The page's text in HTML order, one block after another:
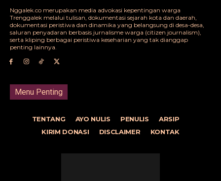
Nggalek.co merupakan media advokasi kepentingan warga
Trenggalek melalui tulisan, dokumentasi sejarah kota dan daerah,
dokumentasi peristiwa dan dinamika yang belangsung di desa-desa,
saluran penyadaran berbasis jurnalisme warga (citizen journalism),
serta kliping berbagai peristiwa keseharian yang tak dianggap
penting lainnya.
Menu Penting
TENTANG AYO NULIS PENULIS
ARSIP
KIRIM DONASI
DISCLAIMER KONTAK